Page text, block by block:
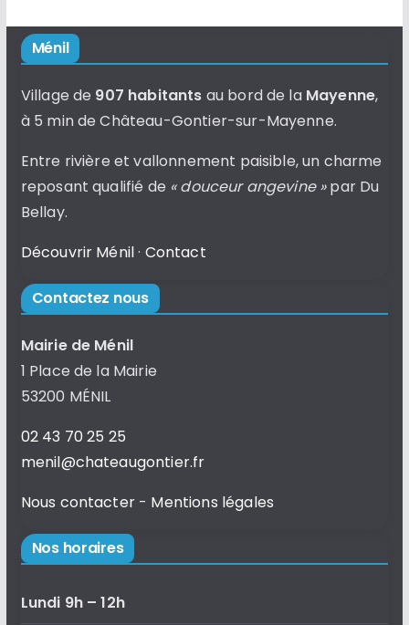
Ménil
Village de 907 habitants au bord de la Mayenne,
à 5 min de Château-Gontier-sur-Mayenne.
Entre rivière et vallonnement paisible, un charme
reposant qualifié de « douceur angevine »par Du
Bellay.
Découvrir Ménil· Contact
Contactez nous
Mairie de Ménil
1 Place de la Mairie
53200 MÉNIL
02 43 70 25 25
menil@chateaugontier.fr
Nous contacter- Mentions légales
Nos horaires
Lundi 9h – 12h